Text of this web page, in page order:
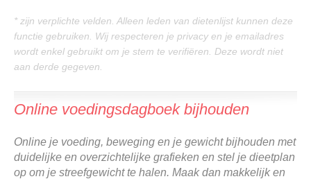
* zijn verplichte velden. Alleen leden van dietenlijst kunnen deze
functie gebruiken. Wij respecteren je privacy en je emailadres
wordt enkel gebruikt om je stem te verifiëren. Deze wordt niet
aan derde gegeven.
Online voedingsdagboek bijhouden
Online je voeding, beweging en je gewicht bijhouden met
duidelijke en overzichtelijke grafieken en stel je dieetplan
op om je streefgewicht te halen. Maak dan makkelijk en